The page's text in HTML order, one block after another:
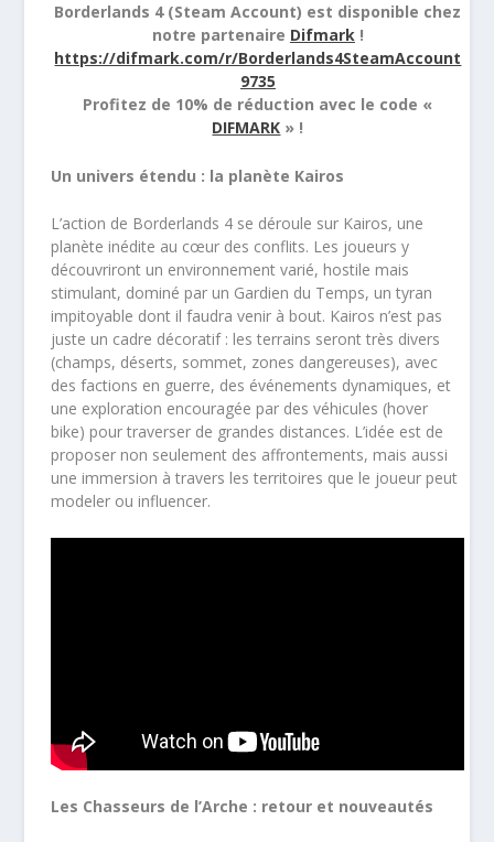
Borderlands 4 (Steam Account) est disponible chez
notre partenaire Difmark!
https://difmark.com/r/Borderlands4SteamAccount
9735
Profitez de 10% de réduction avec le code «
DIFMARK » !
Un univers étendu : la planète Kairos
L’action de Borderlands 4 se déroule sur Kairos, une
planète inédite au cœur des conflits. Les joueurs y
découvriront un environnement varié, hostile mais
stimulant, dominé par un Gardien du Temps, un tyran
impitoyable dont il faudra venir à bout. Kairos n’est pas
juste un cadre décoratif : les terrains seront très divers
(champs, déserts, sommet, zones dangereuses), avec
des factions en guerre, des événements dynamiques, et
une exploration encouragée par des véhicules (hover
bike) pour traverser de grandes distances. L’idée est de
proposer non seulement des affrontements, mais aussi
une immersion à travers les territoires que le joueur peut
modeler ou influencer.
Les Chasseurs de l’Arche : retour et nouveautés